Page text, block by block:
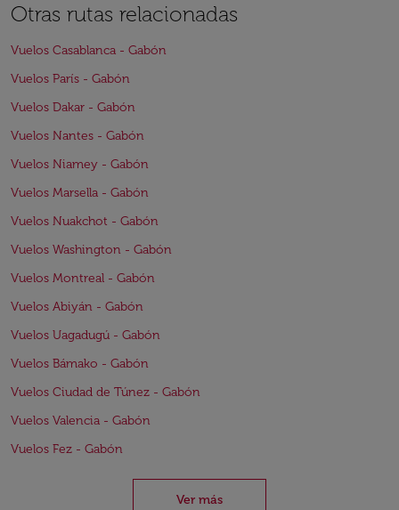
Otras rutas relacionadas
Vuelos Casablanca - Gabón
Vuelos París - Gabón
Vuelos Dakar - Gabón
Vuelos Nantes - Gabón
Vuelos Niamey - Gabón
Vuelos Marsella - Gabón
Vuelos Nuakchot - Gabón
Vuelos Washington - Gabón
Vuelos Montreal - Gabón
Vuelos Abiyán - Gabón
Vuelos Uagadugú - Gabón
Vuelos Bámako - Gabón
Vuelos Ciudad de Túnez - Gabón
Vuelos Valencia - Gabón
Vuelos Fez - Gabón
Ver más